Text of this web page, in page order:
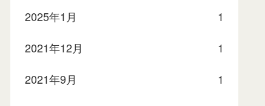
2025年1月
1
2021年12月
1
2021年9月
1